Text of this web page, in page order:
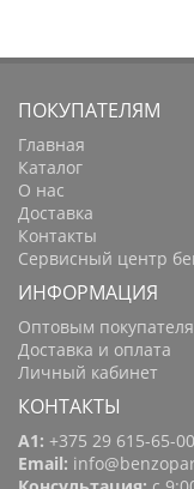
ПОКУПАТЕЛЯМ
Главная
Каталог
О нас
Доставка
Контакты
Сервисный центр
ИНФОРМАЦИЯ
Оптовым
Доставка и оплата
Личный кабинет
КОНТАКТЫ
A1: +375 29 615-65-00
Email: